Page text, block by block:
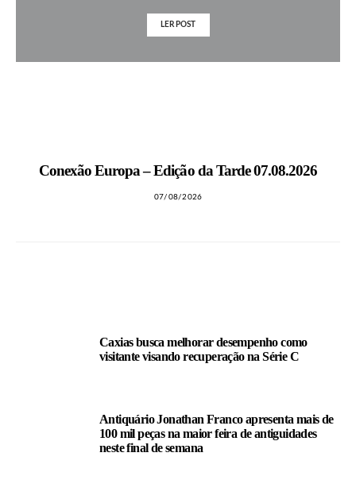
LER POST
Conexão Europa – Edição da Tarde 07.08.2026
07/08/2026
Caxias busca melhorar desempenho como
visitante visando recuperação na Série C
Antiquário Jonathan Franco apresenta mais de
100 mil peças na maior feira de antiguidades
neste final de semana